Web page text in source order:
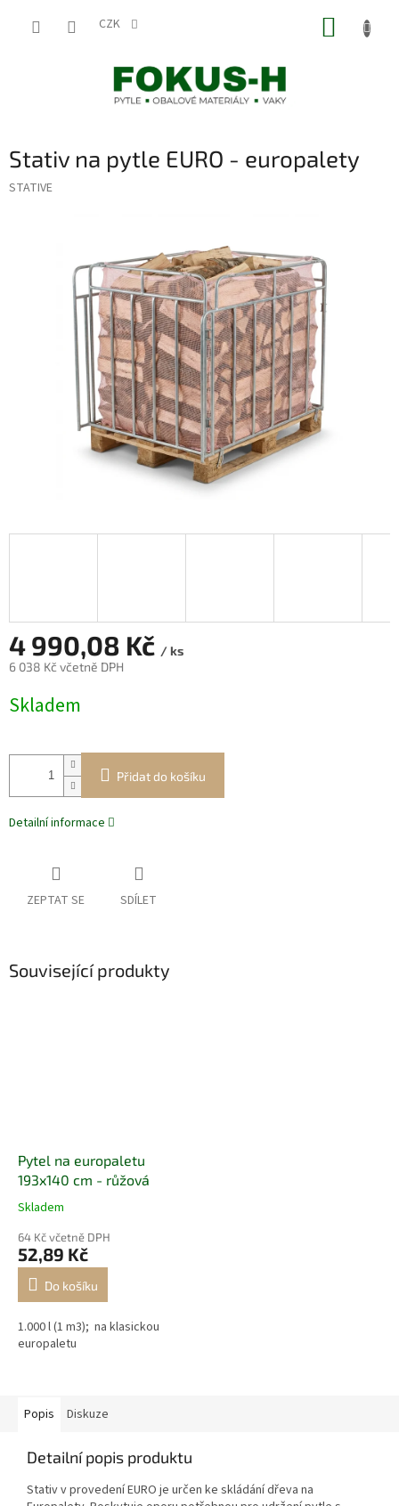
CZK
Stativ na pytle EURO - europalety
STATIVE
4 990,08 Kč / ks
6 038 Kč včetně DPH
cena:
Skladem
Přidat do košíku
Detailní informace
ZEPTAT SE SDÍLET
Související produkty
Pytel na europaletu
193x140 cm - růžová
Skladem
64 Kč včetně DPH
52,89 Kč
Do košíku
1.000 l (1 m3); na klasickou
europaletu
Popis Diskuze
Detailní popis produktu
Stativ v provedení EURO je určen ke skládání dřeva na